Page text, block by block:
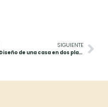
SIGUIENTE
Diseño de una casa en dos plantas con 183m2 construidos